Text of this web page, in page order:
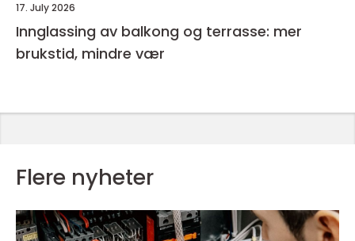
17. July 2026
Innglassing av balkong og terrasse: mer
brukstid, mindre vær
Flere nyheter